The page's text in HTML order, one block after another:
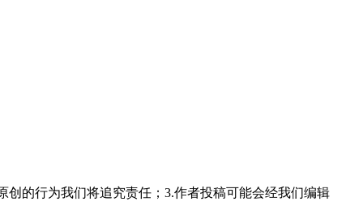
的行为我们将追究责任；3.作者投稿可能会经我们编辑